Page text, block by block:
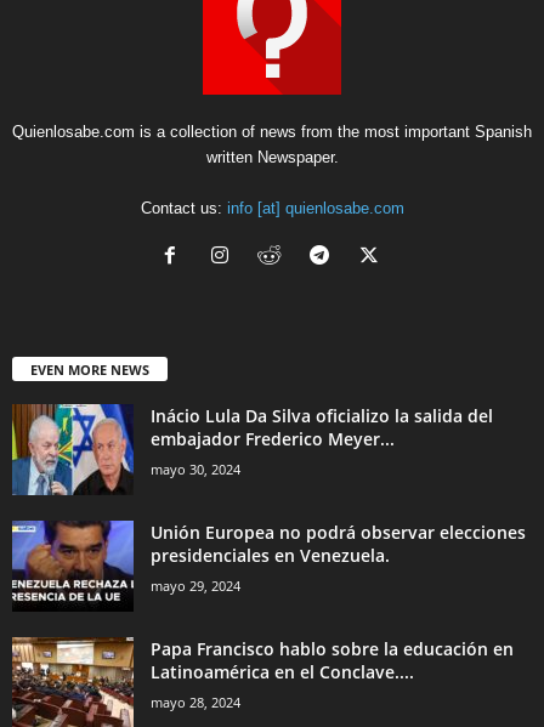
Quienlosabe.com is a collection of news from the most important Spanish
written Newspaper.
Contact us: info [at] quienlosabe.com
EVEN MORE NEWS
Inácio Lula Da Silva oficializo la salida del
embajador Frederico Meyer...
mayo 30, 2024
Unión Europea no podrá observar elecciones
presidenciales en Venezuela.
mayo 29, 2024
Papa Francisco hablo sobre la educación en
Latinoamérica en el Conclave....
mayo 28, 2024